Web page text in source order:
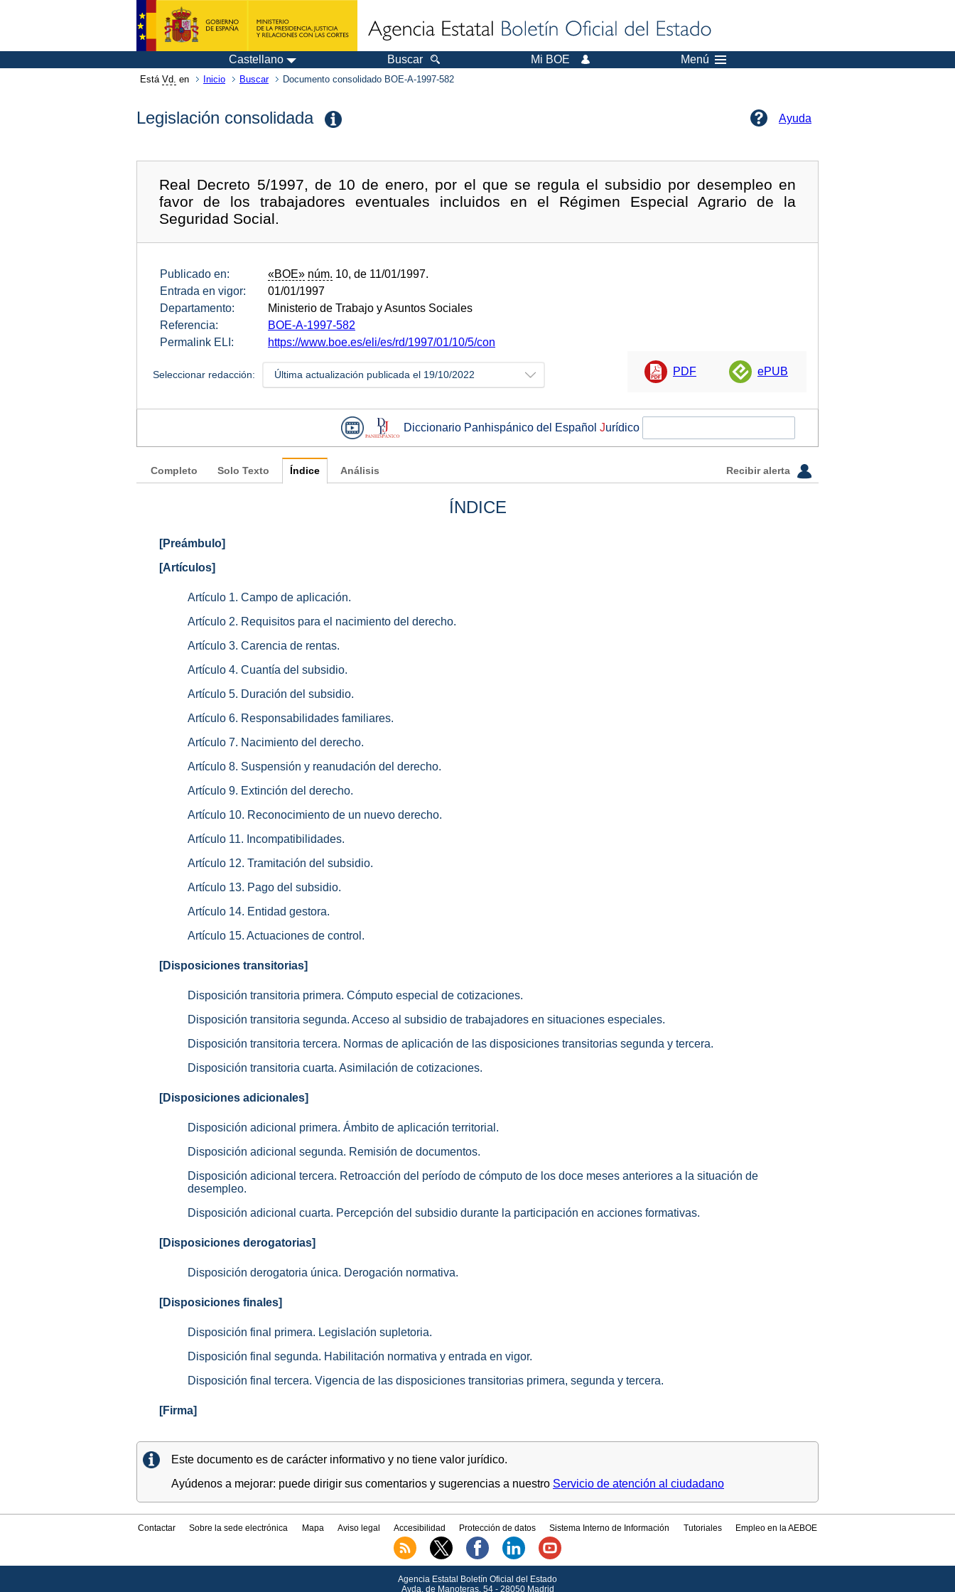
Castellano Buscar Mi BOE Menú
Está Vd. en Inicio Buscar Documento consolidado BOE-A-1997-582
Legislación consolidada Ayuda
Real Decreto 5/1997, de 10 de enero, por el que se regula el subsidio por desempleo en
favor de los trabajadores eventuales incluidos en el Régimen Especial Agrario de la
Seguridad Social.
Publicado en: «BOE» núm. 10, de 11/01/1997.
Entrada en vigor:
01/01/1997
Departamento:
Ministerio de Trabajo y Asuntos Sociales
Referencia:
BOE-A-1997-582
Permalink ELI:
https://www.boe.es/eli/es/rd/1997/01/10/5/con
Seleccionar redacción: Última actualización publicada el 19/10/2022 PDF ePUB
Diccionario Panhispánico del Español Jurídico
Completo Solo Texto Índice Análisis Recibir alerta
ÍNDICE
[Preámbulo]
[Artículos]
Artículo 1. Campo de aplicación.
Artículo 2. Requisitos para el nacimiento del derecho.
Artículo 3. Carencia de rentas.
Artículo 4. Cuantía del subsidio.
Artículo 5. Duración del subsidio.
Artículo 6. Responsabilidades familiares.
Artículo 7. Nacimiento del derecho.
Artículo 8. Suspensión y reanudación del derecho.
Artículo 9. Extinción del derecho.
Artículo 10. Reconocimiento de un nuevo derecho.
Artículo 11. Incompatibilidades.
Artículo 12. Tramitación del subsidio.
Artículo 13. Pago del subsidio.
Artículo 14. Entidad gestora.
Artículo 15. Actuaciones de control.
[Disposiciones transitorias]
Disposición transitoria primera. Cómputo especial de cotizaciones.
Disposición transitoria segunda. Acceso al subsidio de trabajadores en situaciones especiales.
Disposición transitoria tercera. Normas de aplicación de las disposiciones transitorias segunda y tercera.
Disposición transitoria cuarta. Asimilación de cotizaciones.
[Disposiciones adicionales]
Disposición adicional primera. Ámbito de aplicación territorial.
Disposición adicional segunda. Remisión de documentos.
Disposición adicional tercera. Retroacción del período de cómputo de los doce meses anteriores a la situación de
desempleo.
Disposición adicional cuarta. Percepción del subsidio durante la participación en acciones formativas.
[Disposiciones derogatorias]
Disposición derogatoria única. Derogación normativa.
[Disposiciones finales]
Disposición final primera. Legislación supletoria.
Disposición final segunda. Habilitación normativa y entrada en vigor.
Disposición final tercera. Vigencia de las disposiciones transitorias primera, segunda y tercera.
[Firma]
Este documento es de carácter informativo y no tiene valor jurídico.
Ayúdenos a mejorar: puede dirigir sus comentarios y sugerencias a nuestro Servicio de atención al ciudadano
Contactar Sobre la sede electrónica Mapa Aviso legal Accesibilidad Protección de datos Sistema Interno de Información Tutoriales Empleo en la AEBOE
Agencia Estatal Boletín Oficial del Estado
Avda.de Manoteras, 54 - 28050 Madrid